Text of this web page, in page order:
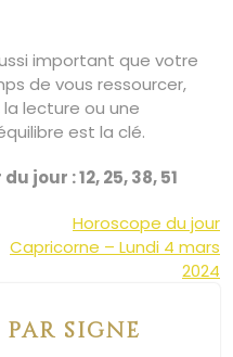
important que votre
de vous ressourcer,
lecture ou une
est la clé.
jour : 12, 25, 38, 51
Horoscope du jour
Capricorne – Lundi 4 mars
2024
signe